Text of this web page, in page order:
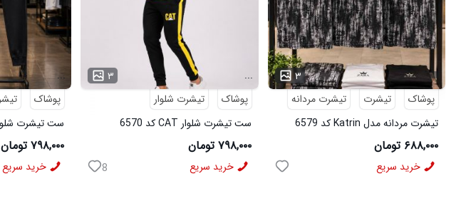
۳
پوشاک
تیشرت
تیشرت مردانه
تیشرت مردانه مدل Katrin کد 6579
۶۸۸,۰۰۰ تومان
خرید سریع
۳
...
پوشاک
تیشرت شلوار
ست تیشرت شلوار CAT کد 6570
۷۹۸,۰۰۰ تومان
خرید سریع 8
...
پوشاک
کد 6569
۷۹۸,۰۰۰ تومان
خرید سریع